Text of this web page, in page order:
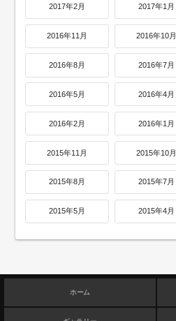
2017年2月 2017年1月
2016年11月 2016年10月
2016年8月 2016年7月
2016年5月 2016年4月
2016年2月 2016年1月
2015年11月 2015年10月
2015年8月 2015年7月
2015年5月 2015年4月
ホーム